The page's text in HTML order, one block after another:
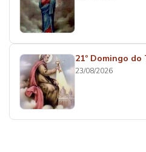
21º Domingo do
23/08/2026